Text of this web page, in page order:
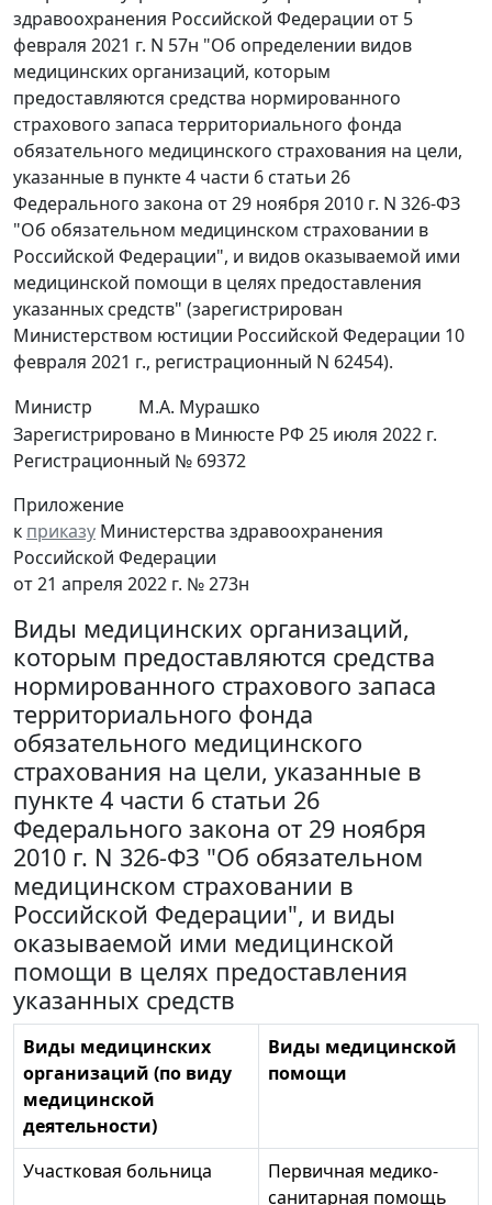
здравоохранения Российской Федерации от 5
февраля 2021 г. N 57н "Об определении видов
медицинских организаций, которым
предоставляются средства нормированного
страхового запаса территориального фонда
обязательного медицинского страхования на цели,
указанные в пункте 4 части 6 статьи 26
Федерального закона от 29 ноября 2010 г. N 326-ФЗ
"Об обязательном медицинском страховании в
Российской Федерации", и видов оказываемой ими
медицинской помощи в целях предоставления
указанных средств" (зарегистрирован
Министерством юстиции Российской Федерации 10
февраля 2021 г., регистрационный N 62454).
Министр
М.А. Мурашко
Зарегистрировано в Минюсте РФ 25 июля 2022 г.
Регистрационный № 69372
Приложение
к приказу Министерства здравоохранения
Российской Федерации
от 21 апреля 2022 г. № 273н
Виды медицинских организаций,
которым предоставляются средства
нормированного страхового запаса
территориального фонда
обязательного медицинского
страхования на цели, указанные в
пункте 4 части 6 статьи 26
Федерального закона от 29 ноября
2010 г. N 326-ФЗ "Об обязательном
медицинском страховании в
Российской Федерации", и виды
оказываемой ими медицинской
помощи в целях предоставления
указанных средств
Виды медицинских
организаций (по виду
медицинской
деятельности)
Виды медицинской
помощи
Участковая больница
Первичная медико-
санитарная помощь